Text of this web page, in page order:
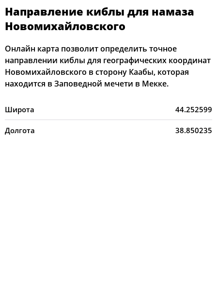
Направление киблы для намаза
Новомихайловского
Онлайн карта позволит определить точное
направлении киблы для географических координат
Новомихайловского в сторону Каабы, которая
находится в Заповедной мечети в Мекке.
Широта 44.252599
Долгота 38.850235